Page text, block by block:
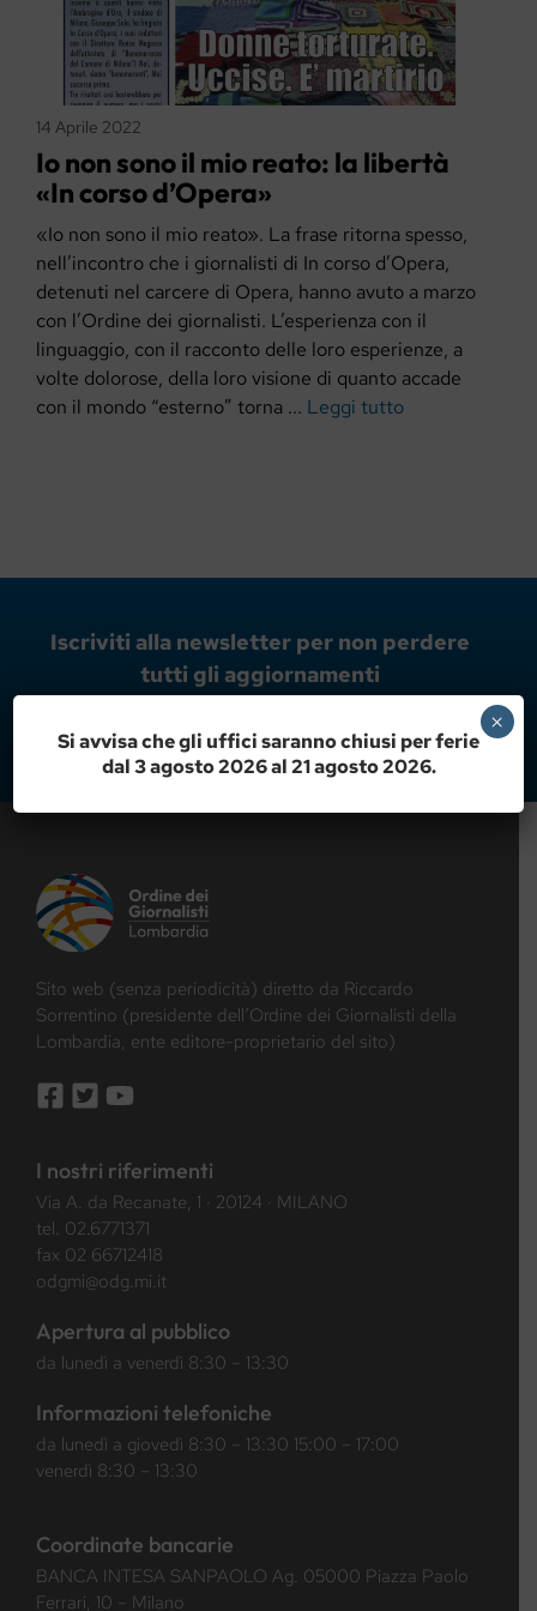
14 Aprile 2022
Io non sono il mio reato: la libertà
«In corso d’Opera»
«Io non sono il mio reato». La frase ritorna spesso,
nell’incontro che i giornalisti di In corso d’Opera,
detenuti nel carcere di Opera, hanno avuto a marzo
con l’Ordine dei giornalisti. L’esperienza con il
linguaggio, con il racconto delle loro esperienze, a
volte dolorose, della loro visione di quanto accade
con il mondo “esterno” torna ... Leggi tutto
Iscriviti alla newsletter per non perdere
tutti gli aggiornamenti
ISCRIVITI ORA!
Sito web (senza periodicità) diretto da Riccardo
Sorrentino (presidente dell’Ordine dei Giornalisti della
Lombardia, ente editore-proprietario del sito)
I nostri riferimenti
Via A. da Recanate, 1 · 20124 · MILANO
tel. 02.6771371
fax 02 66712418
odgmi@odg.mi.it
Apertura al pubblico
da lunedì a venerdì 8:30 – 13:30
Informazioni telefoniche
da lunedì a giovedì 8:30 – 13:30 15:00 – 17:00
venerdì 8:30 – 13:30
Coordinate bancarie
BANCA INTESA SANPAOLO Ag. 05000 Piazza Paolo
Ferrari, 10 – Milano
Si avvisa che gli uffici saranno chiusi per ferie
dal 3 agosto 2026 al 21 agosto 2026.
×